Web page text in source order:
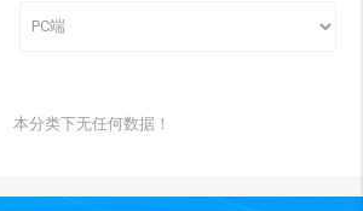
本分类下无任何数据！